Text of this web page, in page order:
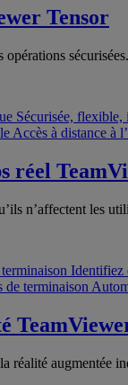
Tensor
sécurisées.
Sécurisée, flexible,
Accès à distance à
réel
n’affectent les
Identifiez
de terminaison
réalité augmentée